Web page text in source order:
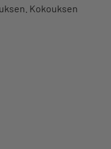
Kokouksen